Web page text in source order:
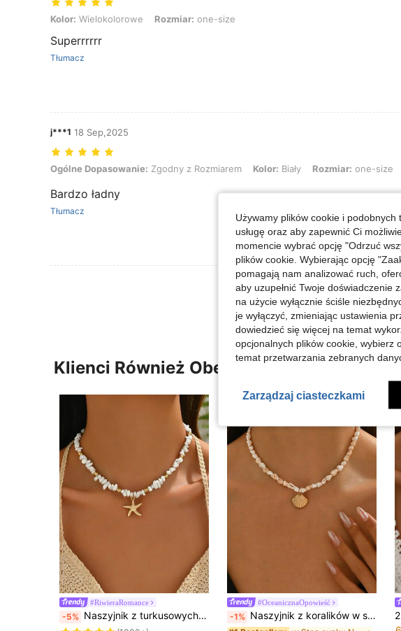
Kolor: Wielokolorowe, Rozmiar: one-size
Kolor: Wielokolorowe Rozmiar: one-size
Superrrrrr
Tłumacz
j***1 18 Sep,2025
Ogólne Dopasowanie: Zgodny z Rozmiarem, Kolor: Biały, Rozmiar: one-size
Ogólne Dopasowanie: Zgodny z Rozmiarem Kolor: Biały Rozmiar: one-size
Bardzo ładny
Tłumacz
Zobacz Więcej Opinii
Klienci Również Obejrzeli
#RiwieraRomance
-5% Naszyjnik z turkusowych koralików, 1 szt.
#1 Bestsellery
(1000+)
#OceanicznaOpowieść
-1% Naszyjnik z koralików w stylu wyspiarskim, wykonany ręcznie z białej naturalnej muszli, modny wzór w stylu oceanicznym ze złotą zawieszką z muszli, odpowiedni dla kobiet na wakacje, imprezę i na co dzień.
Używamy plików cookie i
usługę oraz aby zapewnić Ci
momencie wybrać opcję "Odrzuć
plików cookie. Wybierając opcję
pomagają nam analizować ruch,
aby uzupełnić Twoje doświadczenie
na użycie wyłącznie ściśle
je wyłączyć, zmieniając ustawienia
dowiedzieć się więcej na temat
opcjonalnych plików cookie, wybierz
temat przetwarzania zebranych
Zarządzaj ciasteczkami